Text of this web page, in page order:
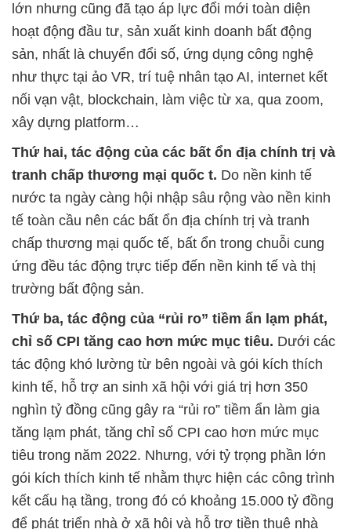
lớn nhưng cũng đã tạo áp lực đổi mới toàn diện
hoạt động đầu tư, sản xuất kinh doanh bất động
sản, nhất là chuyển đổi số, ứng dụng công nghệ
như thực tại ảo VR, trí tuệ nhân tạo AI, internet kết
nối vạn vật, blockchain, làm việc từ xa, qua zoom,
xây dựng platform…
Thứ hai, tác động của các bất ổn địa chính trị và
tranh chấp thương mại quốc t. Do nền kinh tế
nước ta ngày càng hội nhập sâu rộng vào nền kinh
tế toàn cầu nên các bất ổn địa chính trị và tranh
chấp thương mại quốc tế, bất ổn trong chuỗi cung
ứng đều tác động trực tiếp đến nền kinh tế và thị
trường bất động sản.
Thứ ba, tác động của “rủi ro” tiềm ẩn lạm phát,
chỉ số CPI tăng cao hơn mức mục tiêu. Dưới các
tác động khó lường từ bên ngoài và gói kích thích
kinh tế, hỗ trợ an sinh xã hội với giá trị hơn 350
nghìn tỷ đồng cũng gây ra “rủi ro” tiềm ẩn làm gia
tăng lạm phát, tăng chỉ số CPI cao hơn mức mục
tiêu trong năm 2022. Nhưng, với tỷ trọng phần lớn
gói kích thích kinh tế nhằm thực hiện các công trình
kết cấu hạ tầng, trong đó có khoảng 15.000 tỷ đồng
để phát triển nhà ở xã hội và hỗ trợ tiền thuê nhà